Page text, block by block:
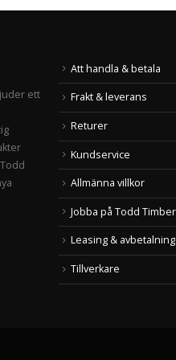
ett
Att handla & betala
Frakt & leverans
Returer
Kundservice
Allmänna villkor
Jobba på Todd Timber
Leasing & avbetalning
Tillverkare